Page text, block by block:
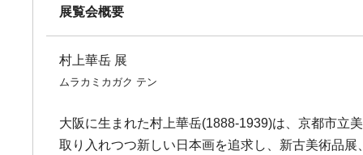
展覧会概要
村上華岳 展
ムラカミカガク テン
大阪に生まれた村上華岳(1888-1939)は、京都市立
取り入れつつ新しい日本画を追求し、新古美術品